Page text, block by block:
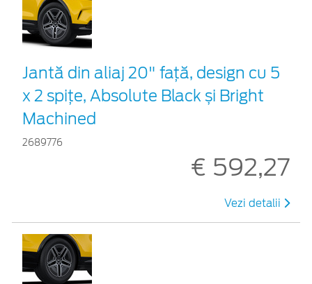
Jantă din aliaj 20" față, design cu 5
x 2 spițe, Absolute Black și Bright
Machined
2689776
€ 592,27
Vezi detalii